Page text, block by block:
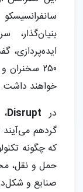
بنیان‌گذار،
خواهند داشت.
در Disrupt
گردهم می‌آیند
حمل و نقل،
صنایع و